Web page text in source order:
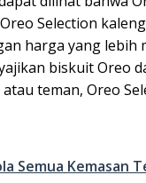
Selection
harga yang lebih
biskuit Oreo
teman, Oreo
Semua Kemasan